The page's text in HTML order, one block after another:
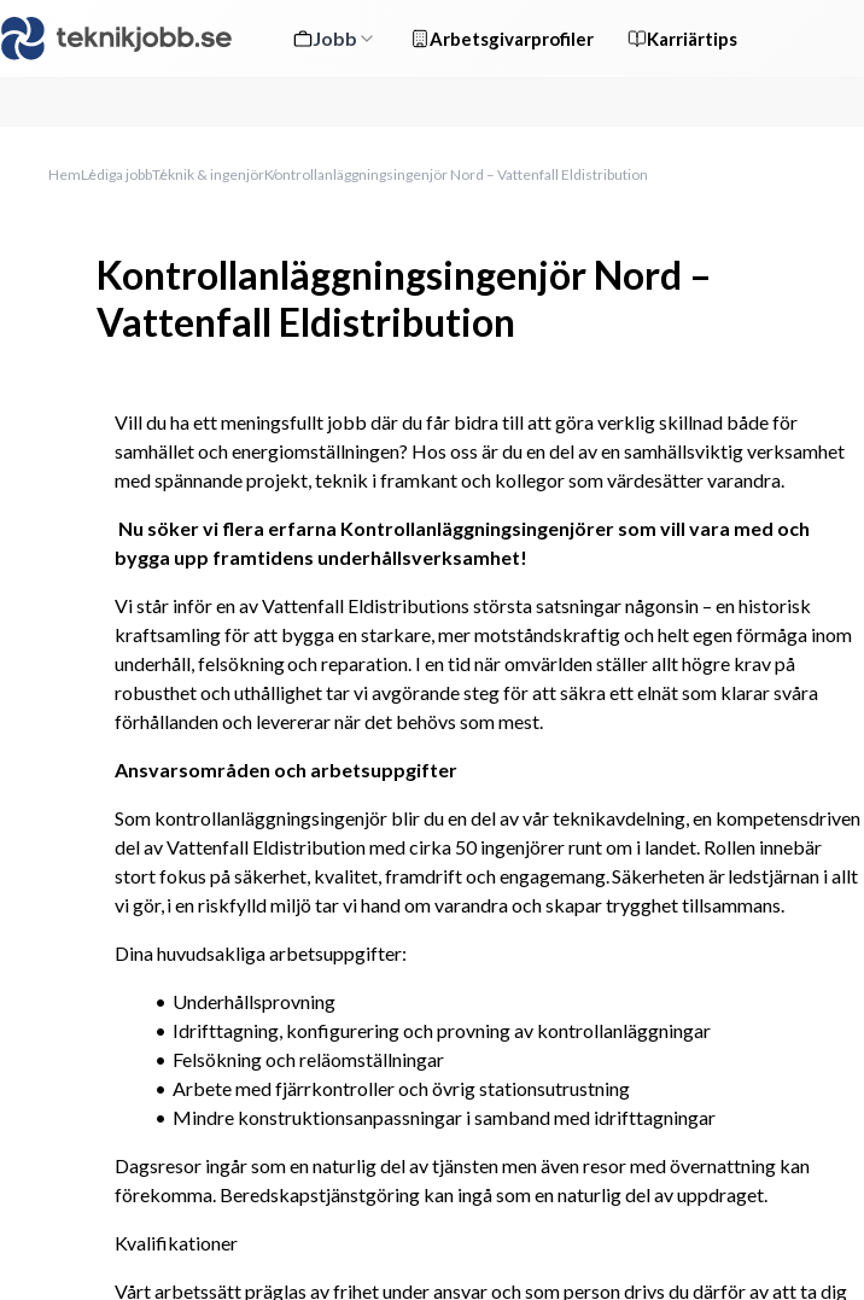
Jobb Arbetsgivarprofiler Karriärtips
HemLediga jobbTeknik & ingenjörKontrollanläggningsingenjör Nord – Vattenfall Eldistribution
Kontrollanläggningsingenjör Nord –
Vattenfall Eldistribution
Vill du ha ett meningsfullt jobb där du får bidra till att göra verklig skillnad både för
samhället och energiomställningen? Hos oss är du en del av en samhällsviktig verksamhet
med spännande projekt, teknik i framkant och kollegor som värdesätter varandra.
Nu söker vi flera erfarna Kontrollanläggningsingenjörer som vill vara med och
bygga upp framtidens underhållsverksamhet!
Vi står inför en av Vattenfall Eldistributions största satsningar någonsin – en historisk
kraftsamling för att bygga en starkare, mer motståndskraftig och helt egen förmåga inom
underhåll, felsökning och reparation. I en tid när omvärlden ställer allt högre krav på
robusthet och uthållighet tar vi avgörande steg för att säkra ett elnät som klarar svåra
förhållanden och levererar när det behövs som mest.
Ansvarsområden och arbetsuppgifter
Som kontrollanläggningsingenjör blir du en del av vår teknikavdelning, en kompetensdriven
del av Vattenfall Eldistribution med cirka 50 ingenjörer runt om i landet. Rollen innebär
stort fokus på säkerhet, kvalitet, framdrift och engagemang. Säkerheten är ledstjärnan i allt
vi gör, i en riskfylld miljö tar vi hand om varandra och skapar trygghet tillsammans.
Dina huvudsakliga arbetsuppgifter:
Underhållsprovning
Idrifttagning, konfigurering och provning av kontrollanläggningar
Felsökning och reläomställningar
Arbete med fjärrkontroller och övrig stationsutrustning
Mindre konstruktionsanpassningar i samband med idrifttagningar
Dagsresor ingår som en naturlig del av tjänsten men även resor med övernattning kan
förekomma. Beredskapstjänstgöring kan ingå som en naturlig del av uppdraget.
Kvalifikationer
Vårt arbetssätt präglas av frihet under ansvar och som person drivs du därför av att ta dig